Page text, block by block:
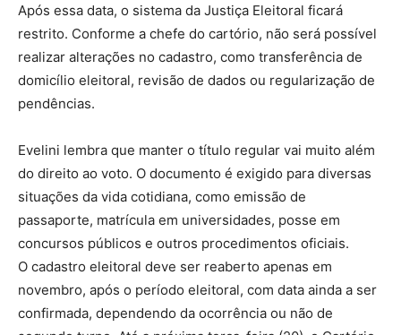
Após essa data, o sistema da Justiça Eleitoral ficará
restrito. Conforme a chefe do cartório, não será possível
realizar alterações no cadastro, como transferência de
domicílio eleitoral, revisão de dados ou regularização de
pendências.
Evelini lembra que manter o título regular vai muito além
do direito ao voto. O documento é exigido para diversas
situações da vida cotidiana, como emissão de
passaporte, matrícula em universidades, posse em
concursos públicos e outros procedimentos oficiais.
O cadastro eleitoral deve ser reaberto apenas em
novembro, após o período eleitoral, com data ainda a ser
confirmada, dependendo da ocorrência ou não de